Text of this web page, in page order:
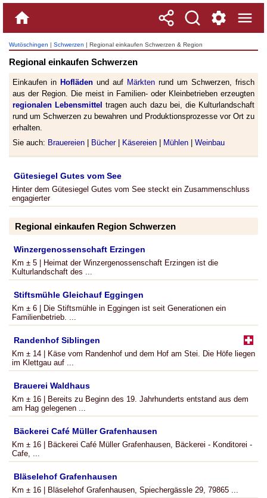
Wutöschingen | Schwerzen | Regional einkaufen Schwerzen & Region
Regional einkaufen Schwerzen
Einkaufen in Hofläden und auf Märkten rund um Schwerzen, frisch
aus der Region. Die meist in Familien- oder Kleinbetrieben erzeugten
regionalen Lebensmittel tragen auch dazu bei, die Kulturlandschaft
rund um Schwerzen zu bewahren und Produktionsprozesse vor Ort zu
erhalten.
Sie auch: Brauereien Bücher| Käsereien Mühlen Weinbau
Gütesiegel Gutes vom See
Hinter dem Gütesiegel Gutes vom See steckt ein Zusammenschluss
engagierter
Regional einkaufen Region Schwerzen
Winzergenossenschaft Erzingen
Km ± 5 | Heimat der Winzergenossenschaft Erzingen ist die
Kulturlandschaft des ...
Stiftsmühle Gleichauf Eggingen
Km ± 6 | Die Stiftsmühle in Eggingen ist seit Generationen ein
Familienbetrieb. ...
Randenhof Siblingen
Km ± 14 | Käse vom Randenhof und dem Hof am Stei. Die Höfe liegen
im Klettgau auf ...
Brauerei Waldhaus
Km ± 16 | Bereits zu Beginn des 19. Jahrhunderts entstand aus dem
am Hag gelegenen ...
Bäckerei Café Müller Grafenhausen
Km ± 16 | Bäckerei Café Müller Grafenhausen, Bäckerei - Konditorei -
Cafe, ...
Bläselehof Grafenhausen
Km ± 16 | Bläselehof Grafenhausen, Spiechergässle 29, 79865 ...